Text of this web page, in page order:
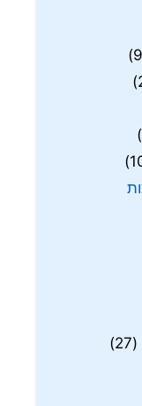
(27)